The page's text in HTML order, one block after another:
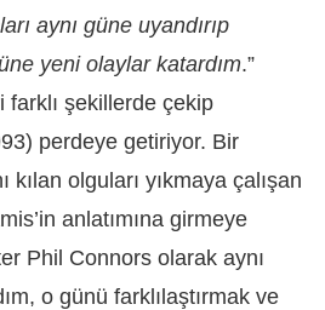
aynı güne uyandırıp
yeni olaylar katardım.”
farklı şekillerde çekip
perdeye getiriyor. Bir
olguları yıkmaya çalışan
anlatımına girmeye
Phil Connors olarak aynı
o günü farklılaştırmak ve